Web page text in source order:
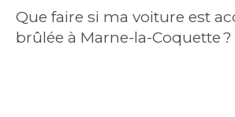
Que faire si ma voiture est
brûlée à Marne-la-Coquette ?